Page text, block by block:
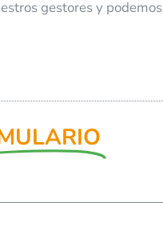
gestores y podemos